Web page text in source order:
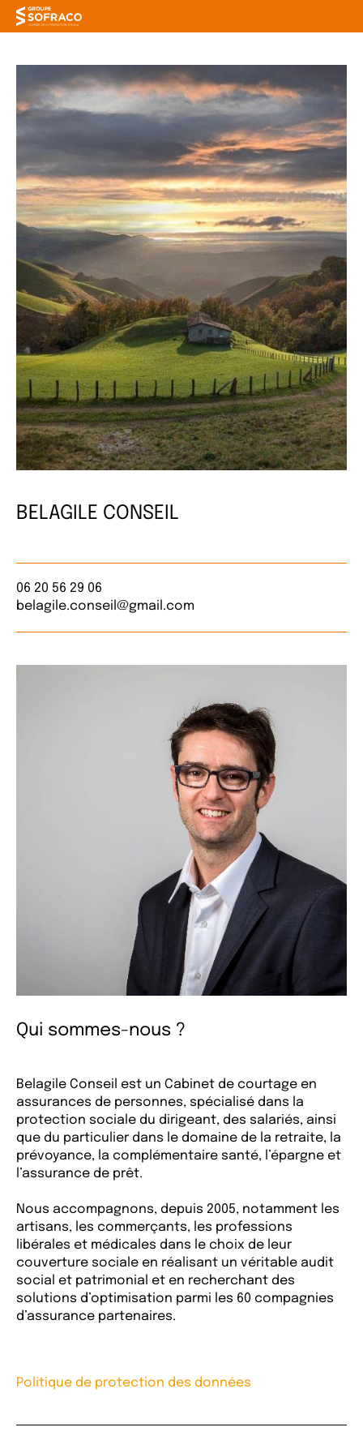
BELAGILE CONSEIL
06 20 56 29 06
belagile.conseil@gmail.com
Qui sommes-nous ?
Belagile Conseil est un Cabinet de courtage en
assurances de personnes, spécialisé dans la
protection sociale du dirigeant, des salariés, ainsi
que du particulier dans le domaine de la retraite, la
prévoyance, la complémentaire santé, l’épargne et
l’assurance de prêt.
Nous accompagnons, depuis 2005, notamment les
artisans, les commerçants, les professions
libérales et médicales dans le choix de leur
couverture sociale en réalisant un véritable audit
social et patrimonial et en recherchant des
solutions d’optimisation parmi les 60 compagnies
d’assurance partenaires.
Politique de protection des données